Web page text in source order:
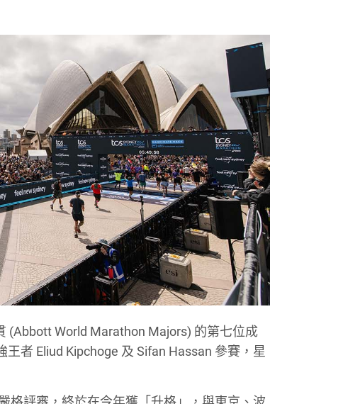
(Abbott World Marathon Majors) 的第七位成
者 Eliud Kipchoge 及 Sifan Hassan 參賽，星